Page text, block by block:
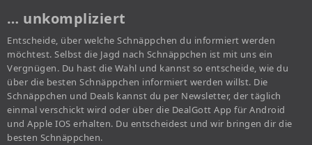
… unkompliziert
Entscheide, über welche Schnäppchen du informiert werden
möchtest. Selbst die Jagd nach Schnäppchen ist mit uns ein
Vergnügen. Du hast die Wahl und kannst so entscheide, wie du
über die besten Schnäppchen informiert werden willst. Die
Schnäppchen und Deals kannst du per Newsletter, der täglich
einmal verschickt wird oder über die DealGott App für Android
und Apple IOS erhalten. Du entscheidest und wir bringen dir die
besten Schnäppchen.